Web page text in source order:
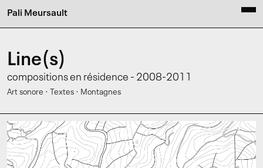
Pali Meursault
Line(s)
compositions en résidence - 2008-2011
Art sonore · Textes · Montagnes